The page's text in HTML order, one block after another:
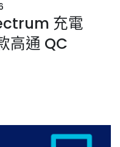
充電
高通 QC